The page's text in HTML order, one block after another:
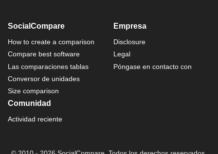
SocialCompare
How to create a comparison
Compare best software
Las comparaciones tablas
Conversor de unidades
Size comparison
Empresa
Disclosure
Legal
Póngase en contacto con
Comunidad
Actividad reciente